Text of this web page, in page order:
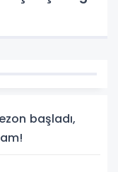
başladı,